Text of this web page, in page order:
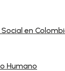
en
Humano